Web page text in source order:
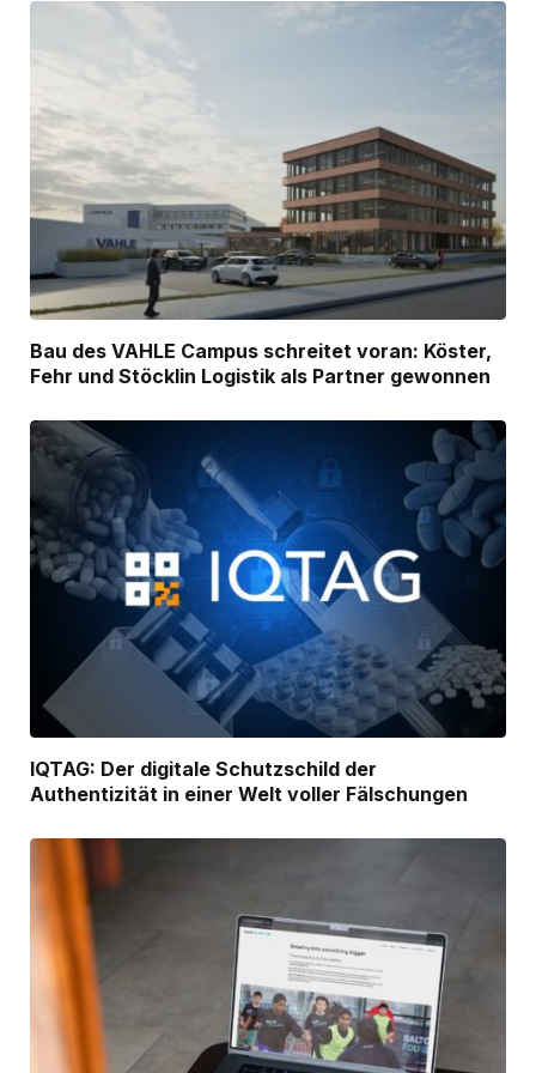
Bau des VAHLE Campus schreitet voran: Köster,
Fehr und Stöcklin Logistik als Partner gewonnen
IQTAG: Der digitale Schutzschild der
Authentizität in einer Welt voller Fälschungen